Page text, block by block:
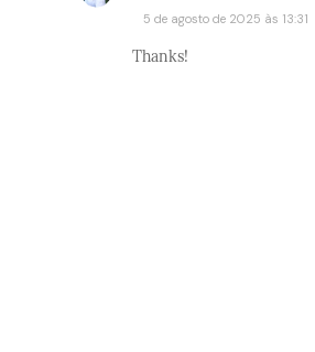
5 de agosto de 2025 às 13:31
Thanks!